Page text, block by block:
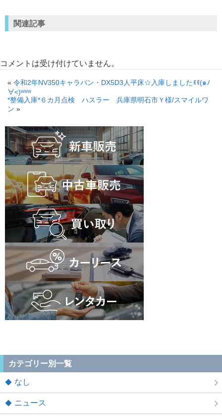
関連記事
コメントは受け付けていません。
« 令和2年NV350キャラバン・DX5D3人平床☆入庫しましたꉂꉂ(๑ﾉ
∀˂)ʷʷʷ
*整備入庫*６カ月点検 ハスラー 兵庫県明石市Ｙ様/スマイルワ
ン »
カテゴリー別一覧
なし
ニュース